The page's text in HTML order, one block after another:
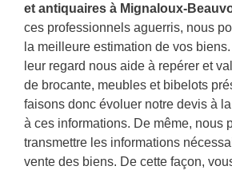
et antiquaires à Mignaloux-
ces professionnels aguerris, nous
la meilleure estimation de vos
leur regard nous aide à repérer et
de brocante, meubles et bibelots
faisons donc évoluer notre devis à
à ces informations. De même, nous
transmettre les informations
vente des biens. De cette façon,